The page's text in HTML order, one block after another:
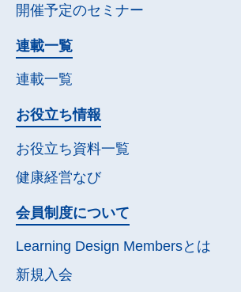
開催予定のセミナー
連載一覧
連載一覧
お役立ち情報
お役立ち資料一覧
健康経営なび
会員制度について
Learning Design Membersとは
新規入会